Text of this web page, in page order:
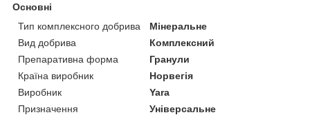
Основні
Тип комплексного добрива
Мінеральне
Вид добрива
Комплексний
Препаративна форма
Гранули
Країна виробник
Норвегія
Виробник
Yara
Призначення
Універсальне